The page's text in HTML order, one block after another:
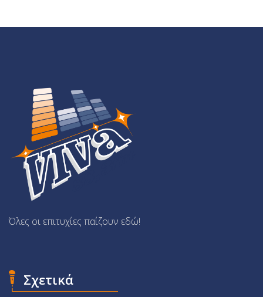
Όλες οι επιτυχίες παίζουν εδώ!
Σχετικά